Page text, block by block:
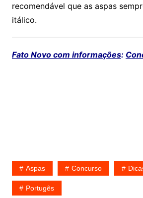
recomendável que as aspas
itálico.
Fato Novo com informações:
Aspas Concurso
Portugês